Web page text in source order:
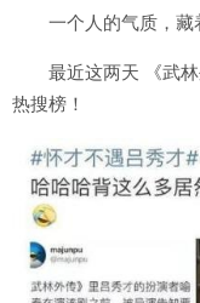
一个人的气质，藏
最近这两天 《武
热搜榜！